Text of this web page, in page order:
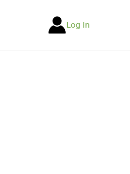
Log In